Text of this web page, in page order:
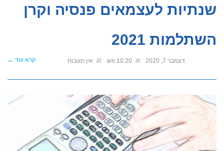
שנתיות לעצמאים פנסיה וקרן
השתלמות 2021
דצמבר 7, 2020 10:20 am אין תגובות קרא עוד ←